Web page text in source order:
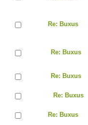
Re: Buxus
Re: Buxus
Re: Buxus
Re: Buxus
Re: Buxus